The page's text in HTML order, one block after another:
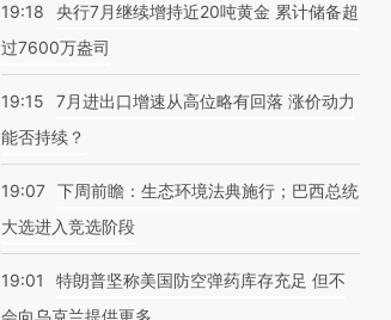
19:18
央行7月继续增持近20吨黄金 累计储备超
过7600万盎司
19:15
7月进出口增速从高位略有回落 涨价动力
能否持续？
19:07 下周前瞻：生态环境法典施行；巴西总统
大选进入竞选阶段
19:01
特朗普坚称美国防空弹药库存充足 但不
会向乌克兰提供更多